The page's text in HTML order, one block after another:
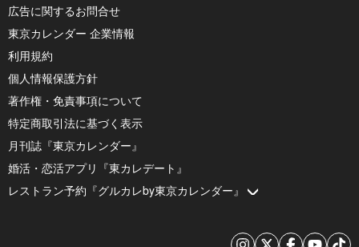
広告に関するお問合せ
東京カレンダー 企業情報
利用規約
個人情報保護方針
著作権・免責事項について
特定商取引法に基づく表示
月刊誌『東京カレンダー』
婚活・恋活アプリ『東カレデート』
レストラン予約『グルカレby東京カレンダー』